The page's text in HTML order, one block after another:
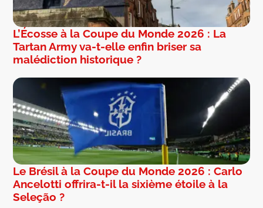
L’Écosse à la Coupe du Monde 2026 : La
Tartan Army va-t-elle enfin briser sa
malédiction historique ?
Le Brésil à la Coupe du Monde 2026 : Carlo
Ancelotti offrira-t-il la sixième étoile à la
Seleção ?